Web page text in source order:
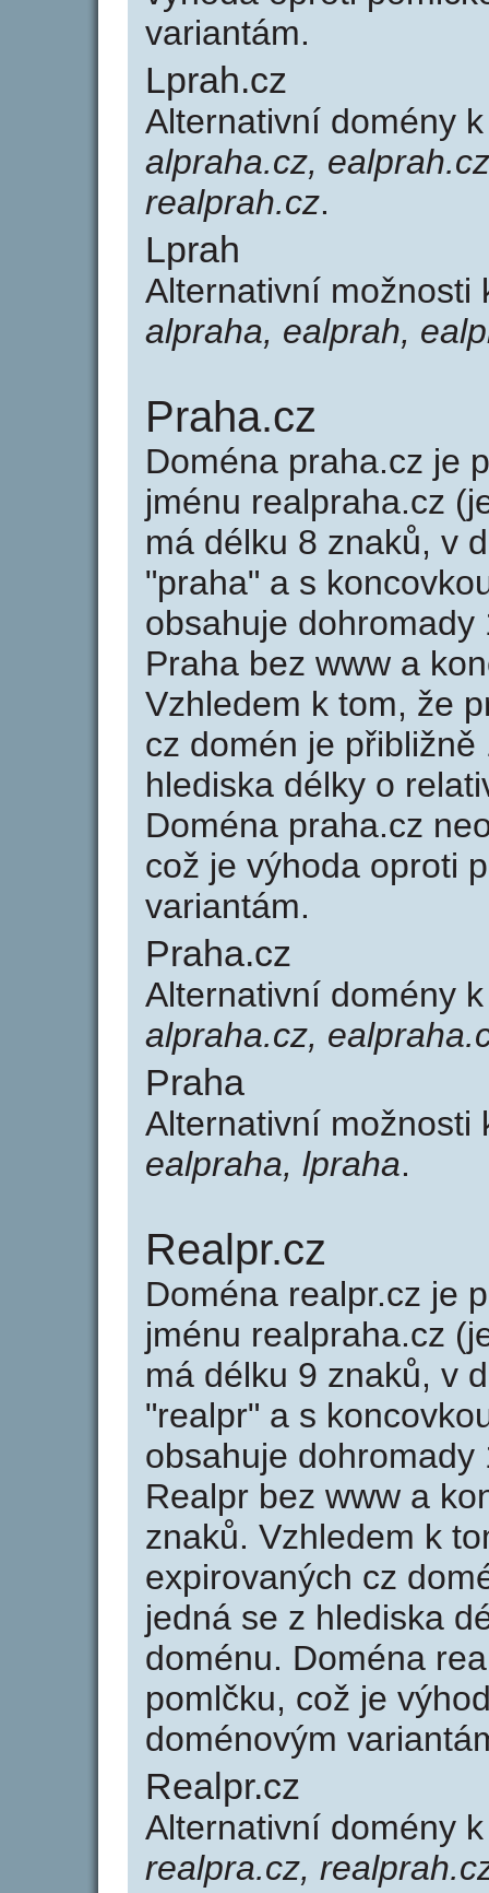
variantám.
Lprah.cz
Alternativní domény
alpraha.cz,
realprah.cz.
Lprah
Alternativní
alpraha, ealprah,
Praha.cz
Doména praha.cz je
jménu realpraha.cz
má délku 8 znaků, v
"praha" a s
obsahuje
Praha bez www a
Vzhledem k tom, že
cz domén je
hlediska délky o
Doména praha.cz
což je výhoda oproti
variantám.
Praha.cz
Alternativní domény
alpraha.cz,
Praha
Alternativní
ealpraha, lpraha.
Realpr.cz
Doména realpr.cz je
jménu realpraha.cz
má délku 9 znaků, v
"realpr" a s
obsahuje
Realpr bez www a
znaků. Vzhledem k
expirovaných cz
jedná se z hlediska
doménu. Doména
pomlčku, což je
doménovým
Realpr.cz
Alternativní domény
realpra.cz,